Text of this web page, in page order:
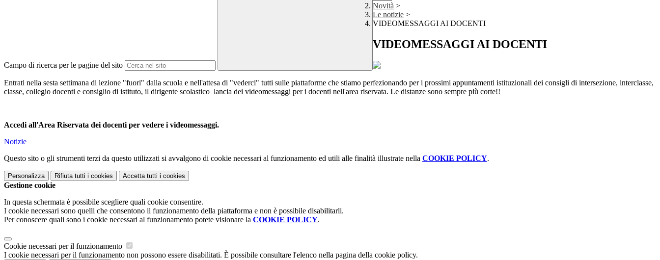
Campo di ricerca per le pagine del sito
Novità >
Le notizie >
VIDEOMESSAGGI AI DOCENTI
VIDEOMESSAGGI AI DOCENTI
Entrati nella sesta settimana di lezione "fuori" dalla scuola e nell'attesa di "vederci" tutti sulle piattaforme che stiamo perfezionando per i prossimi appuntamenti istituzionali dei consigli di intersezione, interclasse,
classe, collegio docenti e consiglio di istituto, il dirigente scolastico lancia dei videomessaggi per i docenti nell'area riservata. Le distanze sono sempre più corte!!
Accedi all'Area Riservata dei docenti per vedere i videomessaggi.
Notizie
Questo sito o gli strumenti terzi da questo utilizzati si avvalgono di cookie necessari al funzionamento ed utili alle finalità illustrate nella COOKIE POLICY.
Personalizza Rifiuta tutti i cookies Accetta tutti i cookies
Gestione cookie
In questa schermata è possibile scegliere quali cookie consentire.
I cookie necessari sono quelli che consentono il funzionamento della piattaforma e non è possibile disabilitarli.
Per conoscere quali sono i cookie necessari al funzionamento potete visionare la COOKIE POLICY.
Cookie necessari per il funzionamento
I cookie necessari per il funzionamento non possono essere disabilitati. È possibile consultare l'elenco nella pagina della cookie policy.